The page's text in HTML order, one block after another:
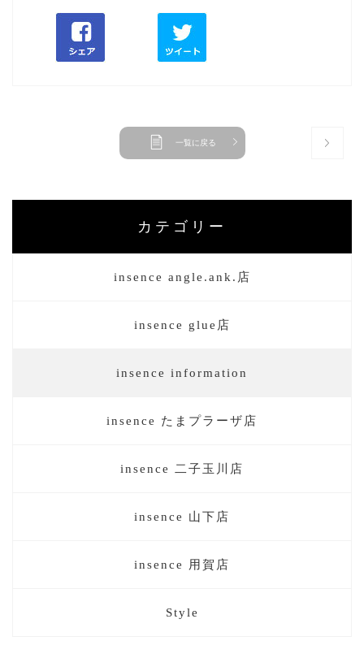
一覧に戻る
カテゴリー
insence angle.ank.店
insence glue店
insence information
insence たまプラーザ店
insence 二子玉川店
insence 山下店
insence 用賀店
Style